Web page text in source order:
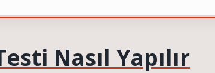
Nasıl Yapılır